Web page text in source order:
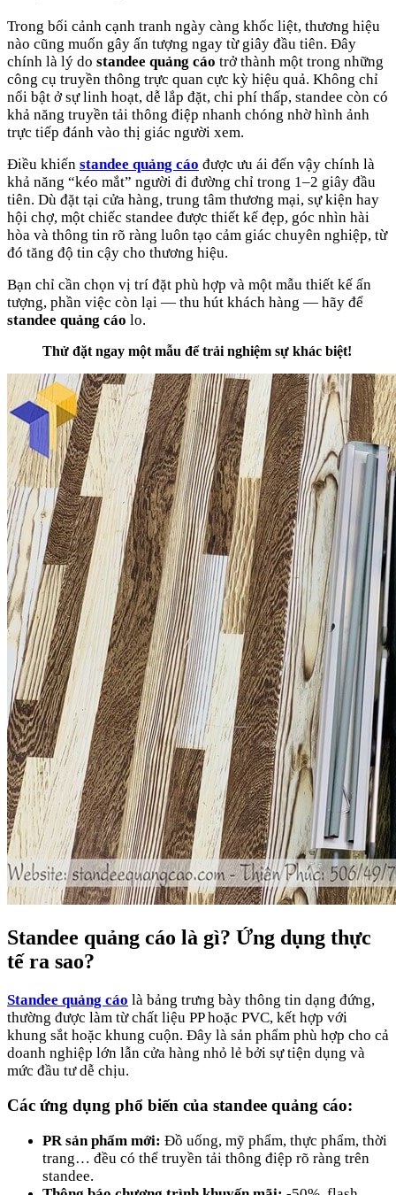
Trong bối cảnh cạnh tranh ngày càng khốc liệt, thương hiệu
nào cũng muốn gây ấn tượng ngay từ giây đầu tiên. Đây
chính là lý do standee quảng cáo trở thành một trong những
công cụ truyền thông trực quan cực kỳ hiệu quả. Không chỉ
nổi bật ở sự linh hoạt, dễ lắp đặt, chi phí thấp, standee còn có
khả năng truyền tải thông điệp nhanh chóng nhờ hình ảnh
trực tiếp đánh vào thị giác người xem.
Điều khiến standee quảng cáo được ưu ái đến vậy chính là
khả năng “kéo mắt” người đi đường chỉ trong 1–2 giây đầu
tiên. Dù đặt tại cửa hàng, trung tâm thương mại, sự kiện hay
hội chợ, một chiếc standee được thiết kế đẹp, góc nhìn hài
hòa và thông tin rõ ràng luôn tạo cảm giác chuyên nghiệp, từ
đó tăng độ tin cậy cho thương hiệu.
Bạn chỉ cần chọn vị trí đặt phù hợp và một mẫu thiết kế ấn
tượng, phần việc còn lại — thu hút khách hàng — hãy để
standee quảng cáo lo.
Thử đặt ngay một mẫu để trải nghiệm sự khác biệt!
Standee quảng cáo là gì? Ứng dụng thực
tế ra sao?
Standee quảng cáo là bảng trưng bày thông tin dạng đứng,
thường được làm từ chất liệu PP hoặc PVC, kết hợp với
khung sắt hoặc khung cuộn. Đây là sản phẩm phù hợp cho cả
doanh nghiệp lớn lẫn cửa hàng nhỏ lẻ bởi sự tiện dụng và
mức đầu tư dễ chịu.
Các ứng dụng phổ biến của standee quảng cáo:
PR sản phẩm mới: Đồ uống, mỹ phẩm, thực phẩm, thời
trang… đều có thể truyền tải thông điệp rõ ràng trên
standee.